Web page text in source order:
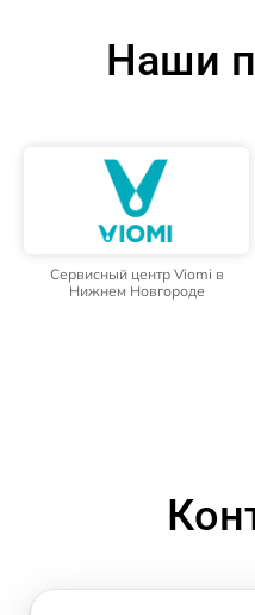
Наши
Сервисный центр Viomi в
Нижнем Новгороде